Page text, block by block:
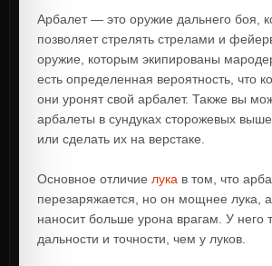
Арбалет — это оружие дальнего боя,
позволяет стрелять стрелами и
оружие, которым экипированы
есть определенная вероятность, что
они уронят свой арбалет. Также вы
арбалеты в сундуках сторожевых
или сделать их на верстаке.
Основное отличие лука в том, что
перезаряжается, но он мощнее лука,
наносит больше урона врагам. У него
дальности и точности, чем у луков.